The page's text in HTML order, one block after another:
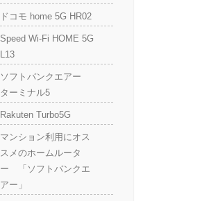
ドコモ home 5G HR02
Speed Wi-Fi HOME 5G
L13
ソフトバンクエアー
ターミナル5
Rakuten Turbo5G
マンション利用にオス
スメのホームルータ
ー 「ソフトバンクエ
アー」